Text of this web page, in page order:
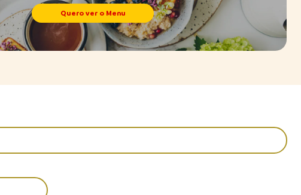
Quero ver o Menu